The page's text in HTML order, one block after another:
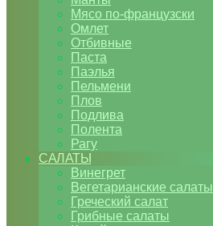
Мясо по-французски
Омлет
Отбивные
Паста
Паэлья
Пельмени
Плов
Подлива
Полента
Рагу
САЛАТЫ
Винегрет
Вегетарианские салаты
Греческий салат
Грибные салаты